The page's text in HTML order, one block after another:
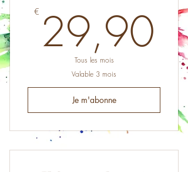
€ 29,90
Tous les mois
Valable 3 mois
Je m'abonne